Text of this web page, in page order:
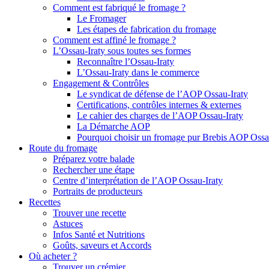
Comment est fabriqué le fromage ?
Le Fromager
Les étapes de fabrication du fromage
Comment est affiné le fromage ?
L’Ossau-Iraty sous toutes ses formes
Reconnaître l’Ossau-Iraty
L’Ossau-Iraty dans le commerce
Engagement & Contrôles
Le syndicat de défense de l’AOP Ossau-Iraty
Certifications, contrôles internes & externes
Le cahier des charges de l’AOP Ossau-Iraty
La Démarche AOP
Pourquoi choisir un fromage pur Brebis AOP
Route du fromage
Préparez votre balade
Rechercher une étape
Centre d’interprétation de l’AOP Ossau-Iraty
Portraits de producteurs
Recettes
Trouver une recette
Astuces
Infos Santé et Nutritions
Goûts, saveurs et Accords
Où acheter ?
Trouver un crémier